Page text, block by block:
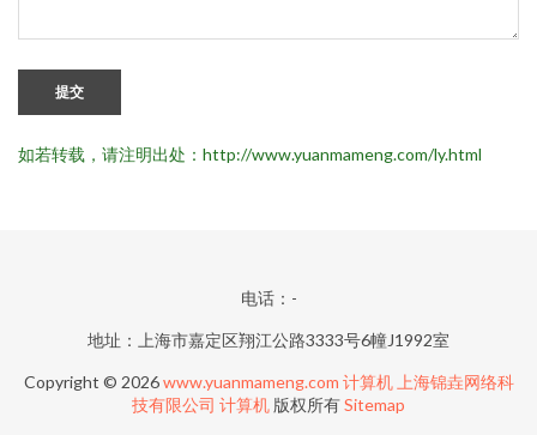
提交
如若转载，请注明出处：http://www.yuanmameng.com/ly.html
电话：-
地址：上海市嘉定区翔江公路3333号6幢J1992室
Copyright © 2026www.yuanmameng.com 计算机 上海锦垚网络科
技有限公司 计算机 版权所有Sitemap